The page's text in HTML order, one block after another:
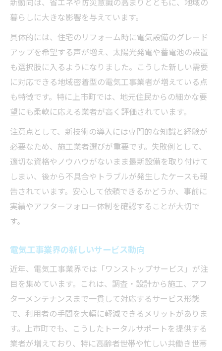
暮らしに大きな影響を与えています。
具体的には、住宅のリフォーム時に電気設備のグレード
アップを希望する声が増え、太陽光発電や蓄電池の設置
も選択肢に入るようになりました。こうした新しい需要
に対応できる地域密着型の電気工事業者が増えている点
も特徴です。特に上市町では、地元住民からの細かな要
望にも柔軟に応える業者が高く評価されています。
注意点として、新技術の導入には専門的な知識と経験が
必要なため、施工業者選びが重要です。失敗例として、
適切な資格やノウハウがないまま最新設備を取り付けて
しまい、後から不具合やトラブルが発生したケースも報
告されています。安心して依頼できるかどうか、事前に
実績やアフターフォロー体制を確認することが大切で
す。
電気工事業界の新しいサービス動向
近年、電気工事業界では「ワンストップサービス」が注
目を集めています。これは、調査・設計から施工、アフ
ターメンテナンスまで一貫して対応するサービス形態
で、利用者の手間を大幅に軽減できるメリットがありま
す。上市町でも、こうしたトータルサポートを提供する
業者が増えており、特に高齢者世帯や忙しい共働き世帯